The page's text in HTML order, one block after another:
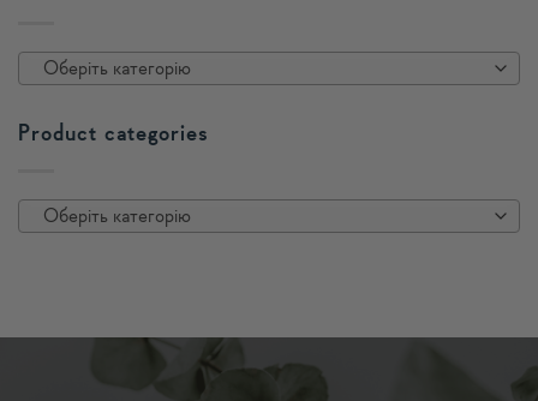
Оберіть категорію
Product categories
Оберіть категорію